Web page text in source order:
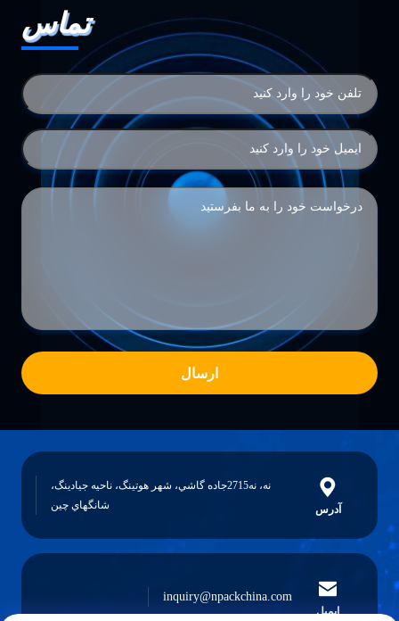
تماس
ارسال
آدرس
نه، نه2715جاده گاشي، شهر هوتينگ، ناحيه جيادينگ،
شانگهاي چين
ایمیل
inquiry@npackchina.com